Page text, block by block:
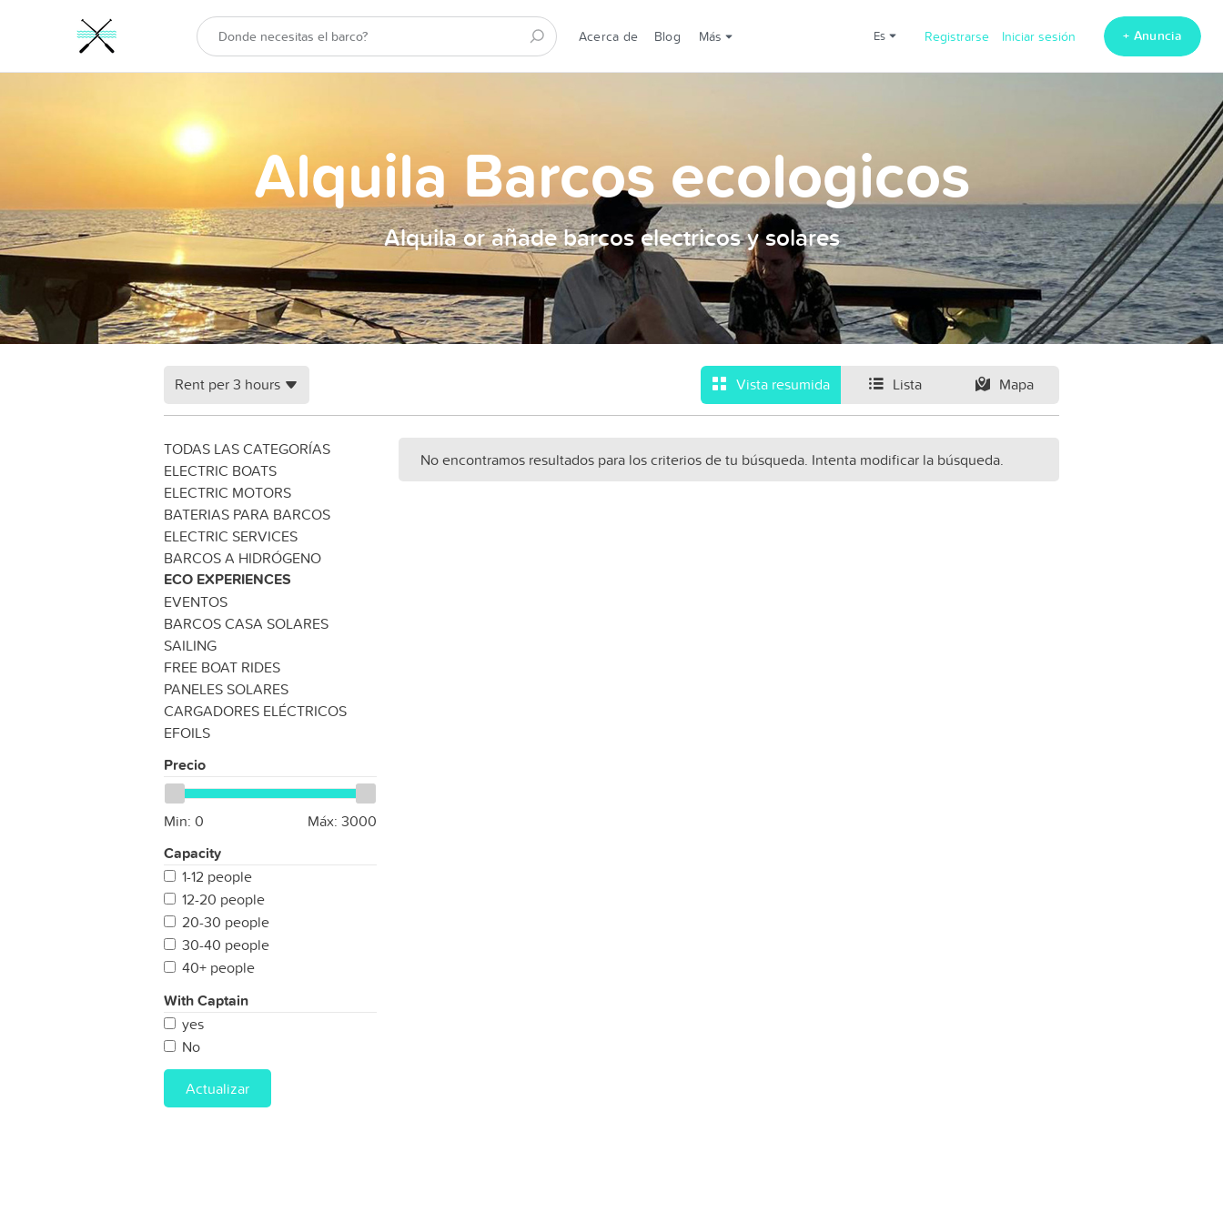
Acerca de Blog Más es Registrarse Iniciar sesión + Anuncia
Alquila Barcos ecologicos
Alquila or añade barcos electricos y solares
Vista resumida Lista Mapa
Rent per 3 hours
TODAS LAS CATEGORÍAS
ELECTRIC BOATS
ELECTRIC MOTORS
BATERIAS PARA BARCOS
ELECTRIC SERVICES
BARCOS A HIDRÓGENO
ECO EXPERIENCES
EVENTOS
BARCOS CASA SOLARES
SAILING
FREE BOAT RIDES
PANELES SOLARES
CARGADORES ELÉCTRICOS
EFOILS
Precio
Min: 0 Máx: 3000
Capacity
1-12 people
12-20 people
20-30 people
30-40 people
40+ people
With Captain
yes
No
Actualizar
No encontramos resultados para los criterios de tu búsqueda. Intenta modificar la búsqueda.